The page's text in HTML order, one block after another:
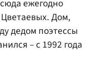
ежегодно
Дом,
дедом поэтессы
– с 1992 года